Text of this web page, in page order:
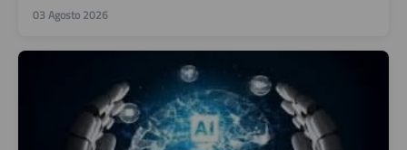
03 Agosto 2026